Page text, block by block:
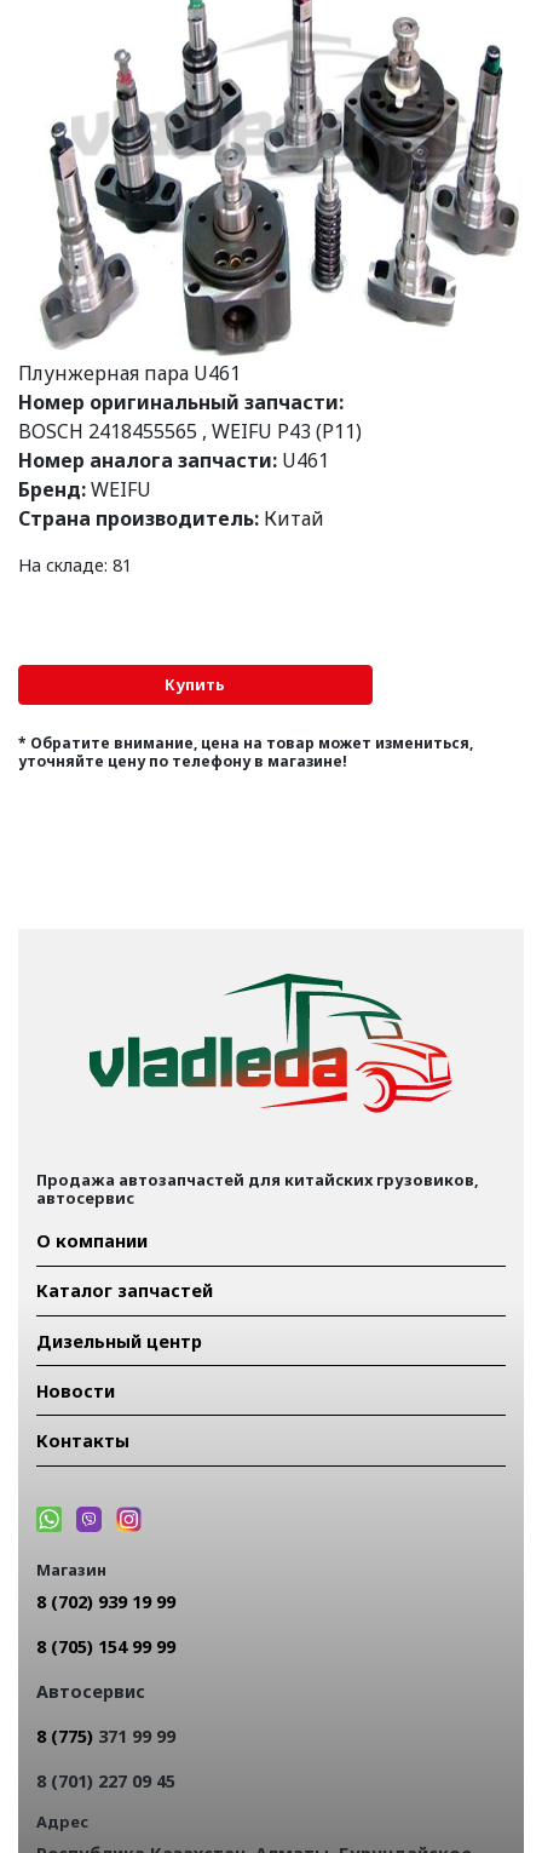
Плунжерная пара U461
Номер оригинальный запчасти:
BOSCH 2418455565 , WEIFU P43 (Р11)
Номер аналога запчасти: U461
Бренд:WEIFU
Страна производитель: Китай
На складе: 81
* Обратите внимание, цена на товар может измениться,
уточняйте цену по телефону в магазине!
Продажа автозапчастей для китайских грузовиков,
автосервис
О компании
Каталог запчастей
Дизельный центр
Новости
Контакты
Магазин
8 (702) 939 19 99
8 (705) 154 99 99
Автосервис
8 (775) 371 99 99
8 (701) 227 09 45
Адрес